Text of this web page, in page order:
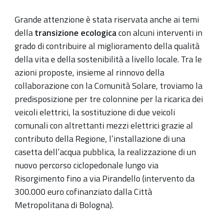
Grande attenzione è stata riservata anche ai temi
dellatransizione ecologicacon alcuni interventi in
grado di contribuire al miglioramento della qualità
della vita e della sostenibilità a livello locale. Tra le
azioni proposte, insieme al rinnovo della
collaborazione con la Comunità Solare, troviamo la
predisposizione per tre colonnine per la ricarica dei
veicoli elettrici, la sostituzione di due veicoli
comunali con altrettanti mezzi elettrici grazie al
contributo della Regione, l’installazione di una
casetta dell’acqua pubblica, la realizzazione di un
nuovo percorso ciclopedonale lungo via
Risorgimento fino a via Pirandello (intervento da
300.000 euro cofinanziato dalla Città
Metropolitana di Bologna).